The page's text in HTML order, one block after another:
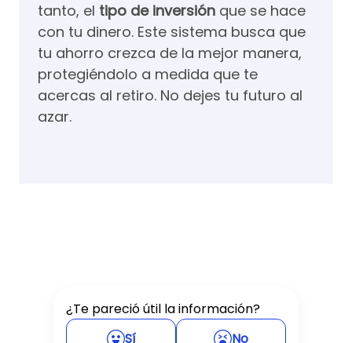
tanto, el tipo de inversión que se hace
con tu dinero. Este sistema busca que
tu ahorro crezca de la mejor manera,
protegiéndolo a medida que te
acercas al retiro. No dejes tu futuro al
azar.
¿Te pareció útil la información?
Sí
No